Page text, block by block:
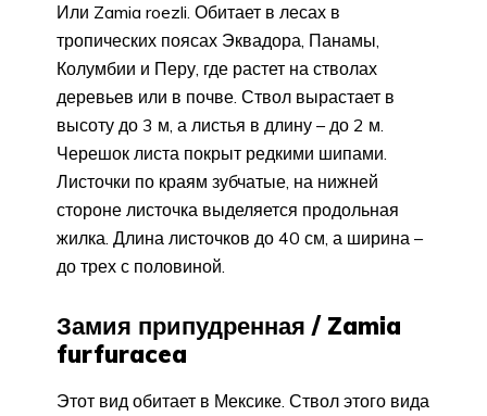
Или Zamia roezli. Обитает в лесах в
тропических поясах Эквадора, Панамы,
Колумбии и Перу, где растет на стволах
деревьев или в почве. Ствол вырастает в
высоту до 3 м, а листья в длину – до 2 м.
Черешок листа покрыт редкими шипами.
Листочки по краям зубчатые, на нижней
стороне листочка выделяется продольная
жилка. Длина листочков до 40 см, а ширина –
до трех с половиной.
Замия припудренная / Zamia
furfuracea
Этот вид обитает в Мексике. Ствол этого вида